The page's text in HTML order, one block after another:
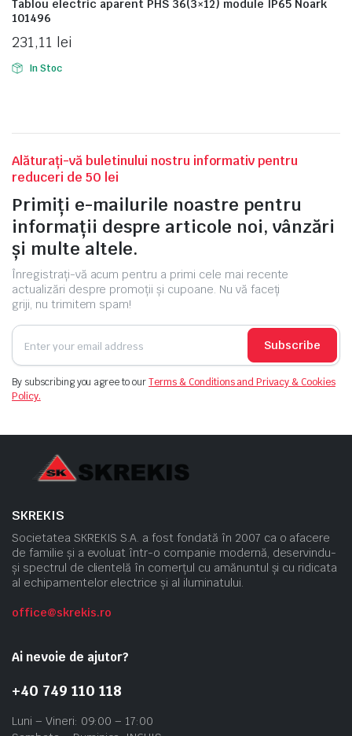
Tablou electric aparent PHS 36(3×12) module IP65 Noark
101496
231,11 lei
In Stoc
Alăturați-vă buletinului nostru informativ pentru
reduceri de 50 lei
Primiți e-mailurile noastre pentru
informații despre articole noi, vânzări
și multe altele.
Înregistrați-vă acum pentru a primi cele mai recente
actualizări despre promoții și cupoane. Nu vă faceți
griji, nu trimitem spam!
Subscribe
By subscribing you agree to ourTerms & Conditions and Privacy & Cookies
Policy.
SKREKIS
Societatea SKREKIS S.A. a fost fondată în 2007 ca o afacere
de familie și a evoluat într-o companie modernă, deservindu-
și spectrul de clientelă în comerțul cu amănuntul și cu ridicata
al echipamentelor electrice și al iluminatului.
office@skrekis.ro
Ai nevoie de ajutor?
+40 749 110 118
Luni – Vineri: 09:00 – 17:00